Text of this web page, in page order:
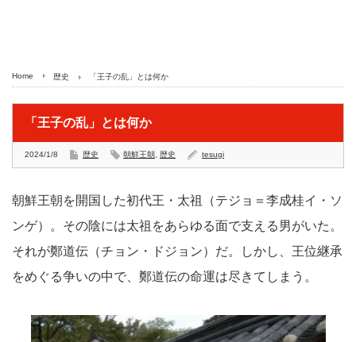
Home 歴史 「王子の乱」とは何か
「王子の乱」とは何か
2024/1/8 歴史 朝鮮王朝 歴史 tesugi
朝鮮王朝を開国した初代王・太祖（テジョ＝李成桂イ・ソ
ンゲ）。その陰には太祖をあらゆる面で支える男がいた。
それが鄭道伝（チョン・ドジョン）だ。しかし、王位継承
をめぐる争いの中で、鄭道伝の命運は尽きてしまう。